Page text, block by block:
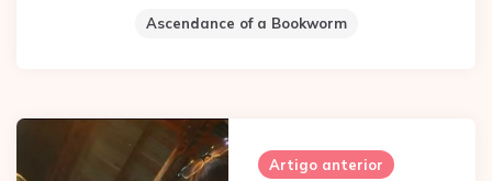
Ascendance of a Bookworm
Post
navigation
Artigo anterior